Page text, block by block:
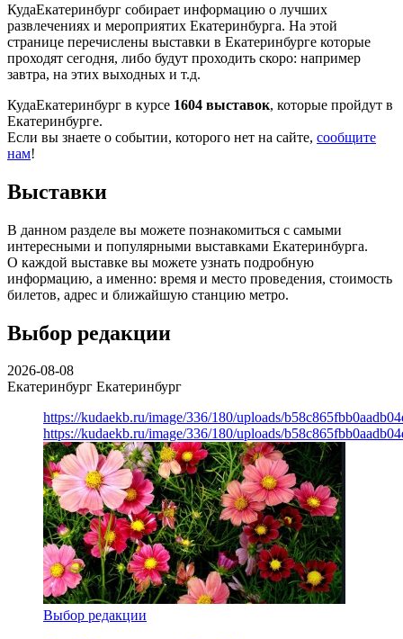
КудаЕкатеринбург собирает информацию о лучших
развлечениях и мероприятих Екатеринбурга. На этой
странице перечислены выставки в Екатеринбурге которые
проходят сегодня, либо будут проходить скоро: например
завтра, на этих выходных и т.д.
КудаЕкатеринбург в курсе 1604 выставок, которые пройдут в
Екатеринбурге.
Если вы знаете о событии, которого нет на сайте, сообщите
нам!
Выставки
В данном разделе вы можете познакомиться с самыми
интересными и популярными выставками Екатеринбурга.
О каждой выставке вы можете узнать подробную
информацию, а именно: время и место проведения, стоимость
билетов, адрес и ближайшую станцию метро.
Выбор редакции
2026-08-08
Екатеринбург Екатеринбург
https://kudaekb.ru/image/336/180/uploads/
https://kudaekb.ru/image/336/180/uploads/
Выбор редакции